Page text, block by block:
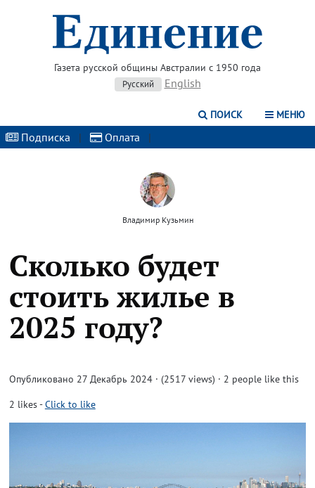
Газета русской общины Австралии с 1950 года
Русский English
ПОИСК МЕНЮ
Подписка | Оплата |
Владимир Кузьмин
Сколько будет
стоить жилье в
2025 году?
Опубликовано 27 Декабрь 2024 · (2517 views) · 2 people like this
2 likes-Click to like